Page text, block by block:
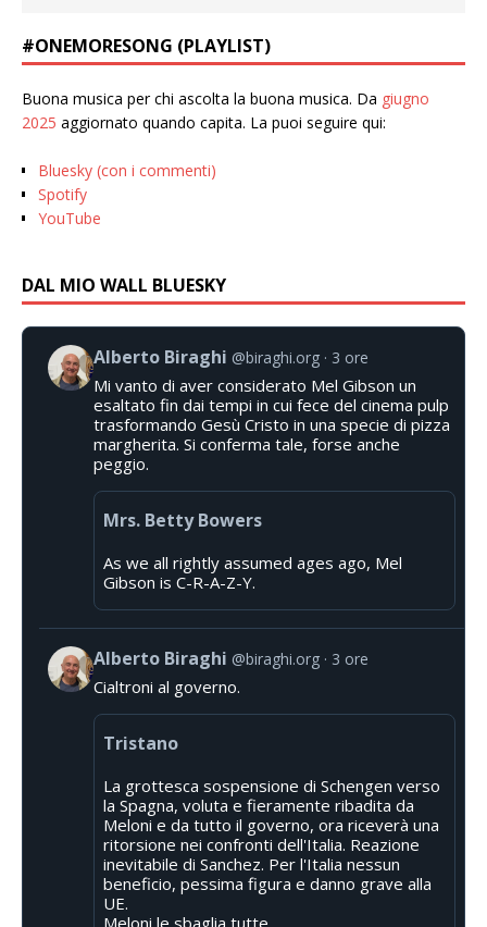
#ONEMORESONG (PLAYLIST)
Buona musica per chi ascolta la buona musica. Da giugno
2025 aggiornato quando capita. La puoi seguire qui:
Bluesky (con i commenti)
Spotify
YouTube
DAL MIO WALL BLUESKY
Alberto Biraghi @biraghi.org 3 ore
Mi vanto di aver considerato Mel Gibson un
esaltato fin dai tempi in cui fece del cinema pulp
trasformando Gesù Cristo in una specie di pizza
margherita. Si conferma tale, forse anche
peggio.
Mrs. Betty Bowers
As we all rightly assumed ages ago, Mel
Gibson is C-R-A-Z-Y.
Alberto Biraghi @biraghi.org 3 ore
Cialtroni al governo.
Tristano
La grottesca sospensione di Schengen verso
la Spagna, voluta e fieramente ribadita da
Meloni e da tutto il governo, ora riceverà una
ritorsione nei confronti dell'Italia. Reazione
inevitabile di Sanchez. Per l'Italia nessun
beneficio, pessima figura e danno grave alla
UE.